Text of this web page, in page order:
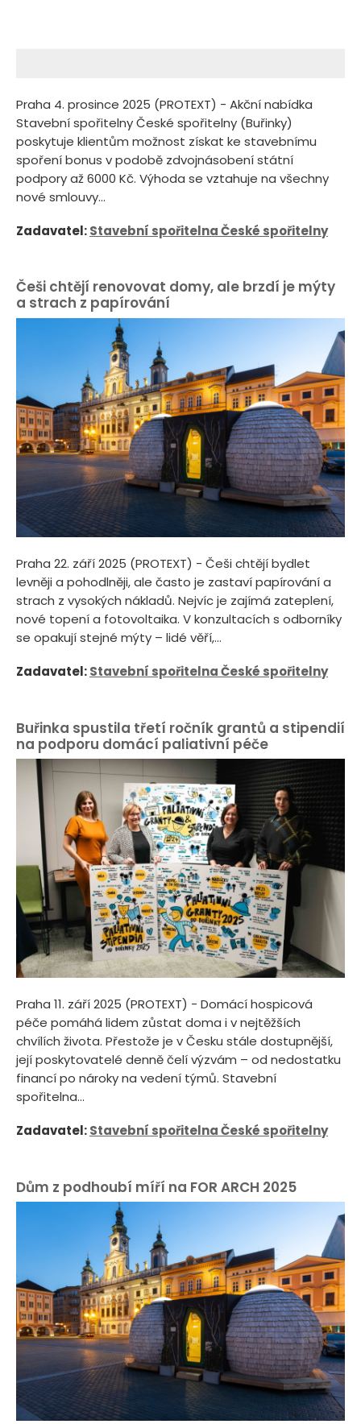
Praha 4. prosince 2025 (PROTEXT) - Akční nabídka
Stavební spořitelny České spořitelny (Buřinky)
poskytuje klientům možnost získat ke stavebnímu
spoření bonus v podobě zdvojnásobení státní
podpory až 6000 Kč. Výhoda se vztahuje na všechny
nové smlouvy...
Zadavatel:Stavební spořitelna České spořitelny
Češi chtějí renovovat domy, ale brzdí je mýty
a strach z papírování
Praha 22. září 2025 (PROTEXT) - Češi chtějí bydlet
levněji a pohodlněji, ale často je zastaví papírování a
strach z vysokých nákladů. Nejvíc je zajímá zateplení,
nové topení a fotovoltaika. V konzultacích s odborníky
se opakují stejné mýty – lidé věří,...
Zadavatel:Stavební spořitelna České spořitelny
Buřinka spustila třetí ročník grantů a stipendií
na podporu domácí paliativní péče
Praha 11. září 2025 (PROTEXT) - Domácí hospicová
péče pomáhá lidem zůstat doma i v nejtěžších
chvílích života. Přestože je v Česku stále dostupnější,
její poskytovatelé denně čelí výzvám – od nedostatku
financí po nároky na vedení týmů. Stavební
spořitelna...
Zadavatel:Stavební spořitelna České spořitelny
Dům z podhoubí míří na FOR ARCH 2025